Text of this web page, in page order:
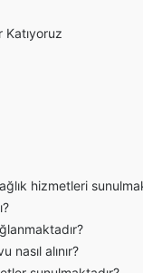
Katıyoruz
hizmetleri
alınır?